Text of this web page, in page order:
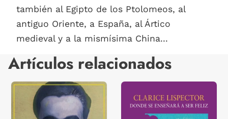
también al Egipto de los Ptolomeos, al
antiguo Oriente, a España, al Ártico
medieval y a la mismísima China...
Artículos relacionados